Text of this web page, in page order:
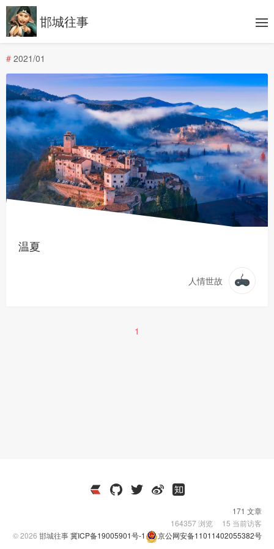
邯城往事
# 2021/01
温夏
人情世故
1
171 文章
164357 浏览 15 当前访客
© 2026 邯城往事冀ICP备19005901号-1 京公网安备11011402055382号